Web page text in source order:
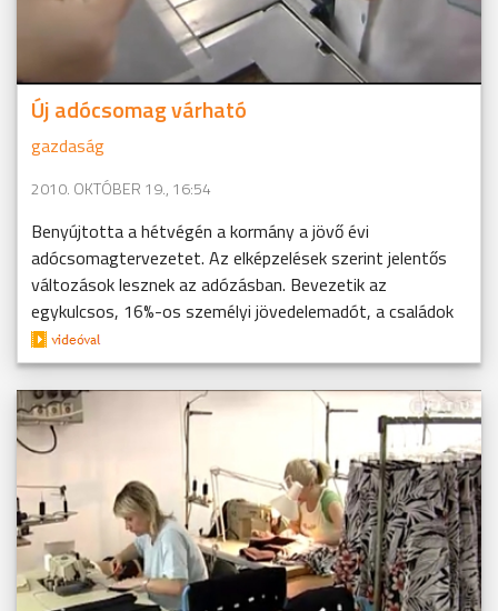
Új adócsomag várható
gazdaság
2010. OKTÓBER 19., 16:54
Benyújtotta a hétvégén a kormány a jövő évi
adócsomagtervezetet. Az elképzelések szerint jelentős
változások lesznek az adózásban. Bevezetik az
egykulcsos, 16%-os személyi jövedelemadót, a családok